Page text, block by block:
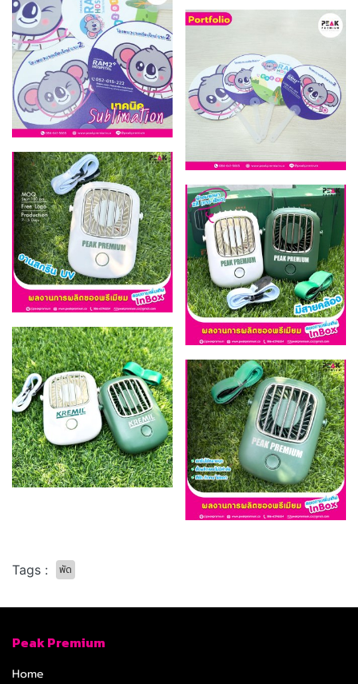
Tags : พัด
Peak Premium
Home